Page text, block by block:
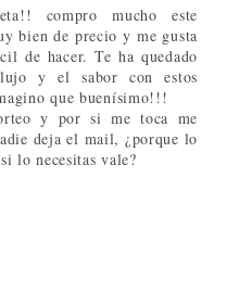
compro mucho este
bien de precio y me gusta
de hacer. Te ha quedado
y el sabor con estos
que buenísimo!!!
y por si me toca me
deja el mail, ¿porque lo
lo necesitas vale?